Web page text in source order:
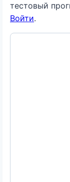
тестовый
Войти.